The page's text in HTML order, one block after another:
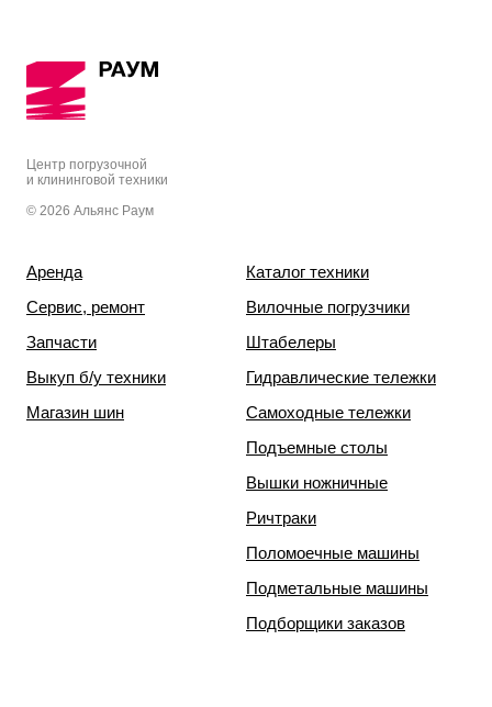
Центр погрузочной
и клининговой техники
© 2026 Альянс Раум
Аренда
Сервис, ремонт
Запчасти
Выкуп б/у техники
Магазин шин
Каталог техники
Вилочные погрузчики
Штабелеры
Гидравлические тележки
Самоходные тележки
Подъемные столы
Вышки ножничные
Ричтраки
Поломоечные машины
Подметальные машины
Подборщики заказов